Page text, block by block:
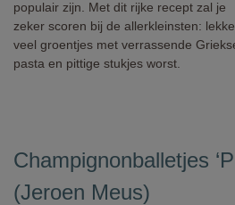
populair zijn. Met dit rijke recept zal je
zeker scoren bij de allerkleinsten:
veel groentjes met verrassende
pasta en pittige stukjes worst.
Champignonballetjes
(Jeroen Meus)